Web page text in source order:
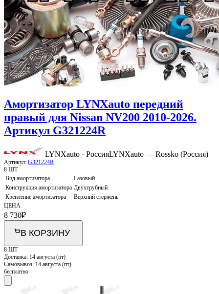
Амортизатор LYNXauto передний
правый для Nissan NV200 2010-2026.
Артикул G321224R
LYNXauto · РоссияLYNXauto — Rossko (Россия)
Артикул: G321224R
8 ШТ
Вид амортизатора
Газовый
Конструкция амортизатора Двухтрубный
Крепление амортизатора
Верхний стержень
ЦЕНА
8 730₽
В КОРЗИНУ
8 ШТ
Доставка: 14 августа (пт)
Самовывоз: 14 августа (пт)
бесплатно